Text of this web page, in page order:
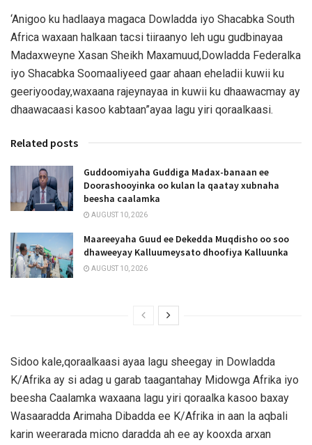
‘Anigoo ku hadlaaya magaca Dowladda iyo Shacabka South
Africa waxaan halkaan tacsi tiiraanyo leh ugu gudbinayaa
Madaxweyne Xasan Sheikh Maxamuud,Dowladda Federalka
iyo Shacabka Soomaaliyeed gaar ahaan eheladii kuwii ku
geeriyooday,waxaana rajeynayaa in kuwii ku dhaawacmay ay
dhaawacaasi kasoo kabtaan”ayaa lagu yiri qoraalkaasi.
Related posts
Guddoomiyaha Guddiga Madax-banaan ee
Doorashooyinka oo kulan la qaatay xubnaha
beesha caalamka
AUGUST 10, 2026
Maareeyaha Guud ee Dekedda Muqdisho oo soo
dhaweeyay Kalluumeysato dhoofiya Kalluunka
AUGUST 10, 2026
Sidoo kale,qoraalkaasi ayaa lagu sheegay in Dowladda
K/Afrika ay si adag u garab taagantahay Midowga Afrika iyo
beesha Caalamka waxaana lagu yiri qoraalka kasoo baxay
Wasaaradda Arimaha Dibadda ee K/Afrika in aan la aqbali
karin weerarada micno daradda ah ee ay kooxda arxan